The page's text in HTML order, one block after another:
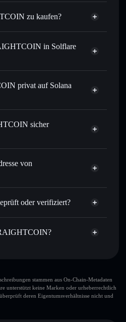
zu kaufen?
nicht
in Solflare
Solflare-Wallet
NOTGAY gegen SOL, USDC
Tokens mit intelligentem
nutzen
in NOTGAY einsteigen
NOTGAY, ohne Wallets
mithilfe des in Solflare
Liquidität von NOTGAY
privat auf Solana
Privacy
sicher
Privacy
von
STRAIGHTCOIN
Solflare-Wallet
oder verifiziert?
derzeit
STRAIGHTCOIN
STRAIGHTCOIN
stammen aus On-Chain-Metadaten
unterstützt keine Marken oder urheberrechtlich
deren Eigentumsverhältnisse nicht und